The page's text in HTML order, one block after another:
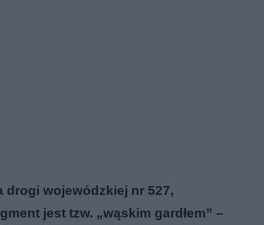
wojewódzkiej nr 527,
jest tzw. „wąskim gardłem” –